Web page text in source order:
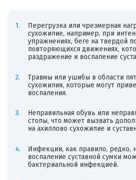
Перегрузка или чрезмерная
сухожилие, например, при
упражнениях, беге на твердой
повторяющихся движениях,
раздражение и воспаление
Травмы или ушибы в области
сухожилия, которые могут
воспаления.
Неправильная обувь или
стопы, что может вызвать
на ахиллово сухожилие и
Инфекции, как правило, редко,
воспаление суставной сумки
бактериальной инфекцией.